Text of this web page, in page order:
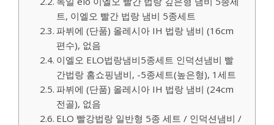
트, 이엘오 빨간 법랑 냄비 5종세트
파뷔에 (단품) 올레시아 IH 법랑 냄비 (16cm
편수), 없음
이엘오 ELO법랑냄비5종세트 인덕션냄비 빨
간법랑 홈쇼핑냄비, -5종세트(높은형), 1세트
파뷔에 (단품) 올레시아 IH 법랑 냄비 (24cm
전골), 없음
ELO 빨강법랑 일반형 5종 세트 / 인덕션냄비 /